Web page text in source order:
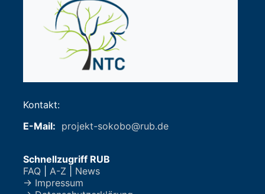
Kontakt:
E-Mail: projekt-sokobo@rub.de
Schnellzugriff RUB
FAQ
A-Z
News
→ Impressum